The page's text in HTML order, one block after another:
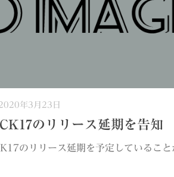
年3月23日
のリリース延期を告知
のリリース延期を予定していること